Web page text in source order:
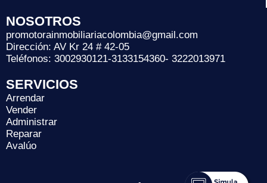
NOSOTROS
promotorainmobiliariacolombia@gmail.com
Dirección: AV Kr 24 # 42-05
Teléfonos: 3002930121-3133154360- 3222013971
SERVICIOS
Arrendar
Vender
Administrar
Reparar
Avalúo